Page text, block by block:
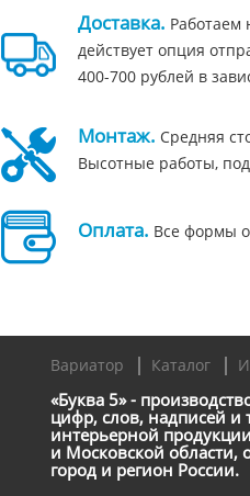
Доставка. Работаем
действует опция
400-700 рублей в
Монтаж. Средняя
Высотные работы,
Оплата. Все формы
Вариатор Каталог
«Буква 5» -
цифр, слов, надписей и
интерьерной
и Московской области,
город и регион России.